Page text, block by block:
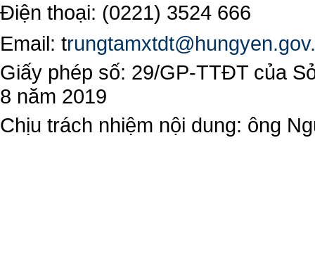
Điện thoại: (0221) 3524 666
Email: t
Giấy phép số: 29/GP-TTĐT của
8 năm 2019
Chịu trách nhiệm nội dung: ông